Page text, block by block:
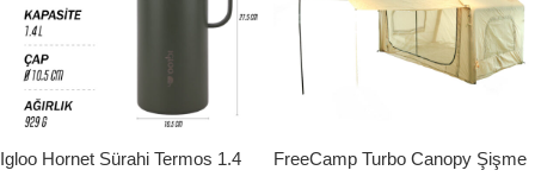
Igloo Hornet Sürahi Termos 1.4
FreeCamp Turbo Canopy Şişme